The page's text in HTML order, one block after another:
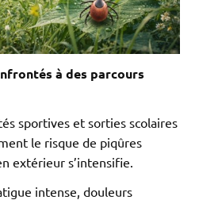
à des parcours
sportives et sorties scolaires
le risque de piqûres
extérieur s’intensifie.
intense, douleurs